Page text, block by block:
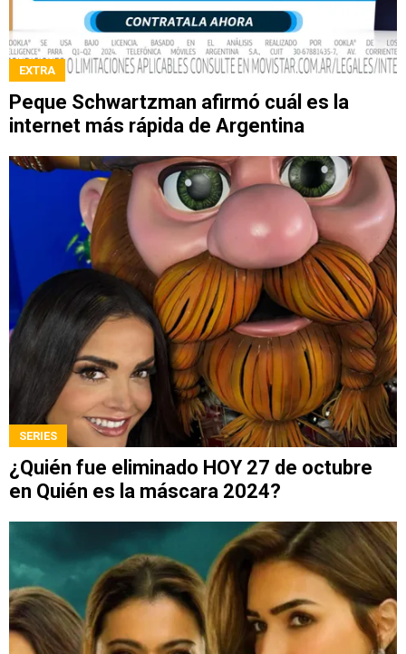
EXTRA
Peque Schwartzman afirmó cuál es la
internet más rápida de Argentina
SERIES
¿Quién fue eliminado HOY 27 de octubre
en Quién es la máscara 2024?